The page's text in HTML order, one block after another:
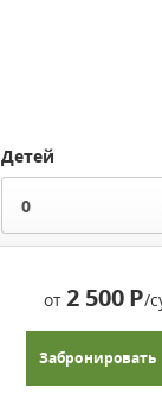
Детей
от2 500Р/
Забронировать